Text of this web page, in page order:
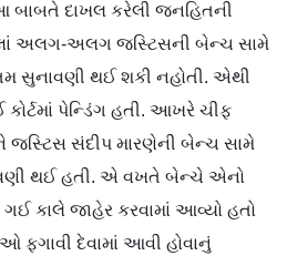
બાબતે દાખલ કરેલી જનહિતની
અલગ-અલગ જસ્ટિસની બેન્ચ સામે
સુનાવણી થઈ શકી નહોતી. એથી
પેન્ડિંગ હતી. આખરે ચીફ
સંદીપ મારણેની બેન્ચ સામે
થઈ હતી. એ વખતે બેન્ચે એનો
ગઈ કાલે જાહેર કરવામાં આવ્યો હતો
દેવામાં આવી હોવાનું